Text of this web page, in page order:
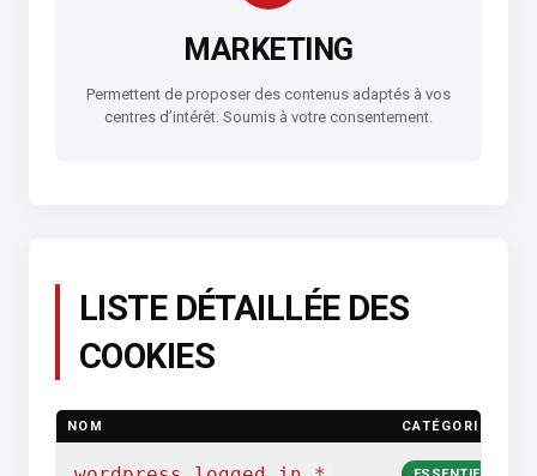
MARKETING
Permettent de proposer des contenus adaptés à vos
centres d’intérêt. Soumis à votre consentement.
LISTE DÉTAILLÉE DES
COOKIES
NOM CATÉGORIE